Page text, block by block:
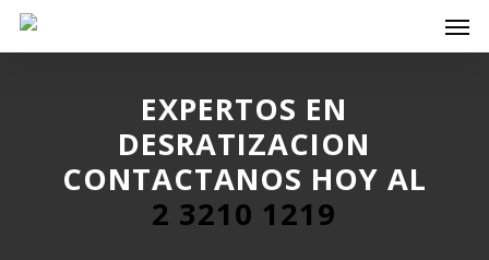
Skip
main
EXPERTOS EN
DESRATIZACION
CONTACTANOS HOY AL
2 3210 1219